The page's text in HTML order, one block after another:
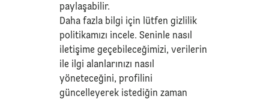
paylaşabilir.
Daha fazla bilgi için lütfengizlilik
politikamızı incele. Seninle nasıl
iletişime geçebileceğimizi, verilerin
ile ilgi alanlarınızı nasıl
yöneteceğini, profilini
güncelleyerek istediğin zaman